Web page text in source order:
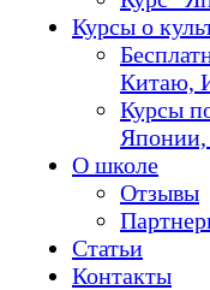
Курсы о
Китаю,
Курсы
О школе
Отзывы
Статьи
Контакты